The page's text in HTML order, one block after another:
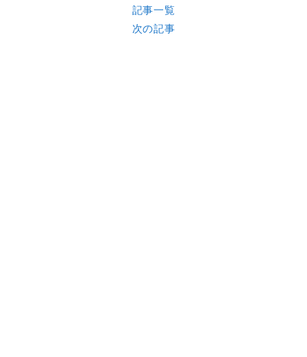
記事一覧
次の記事